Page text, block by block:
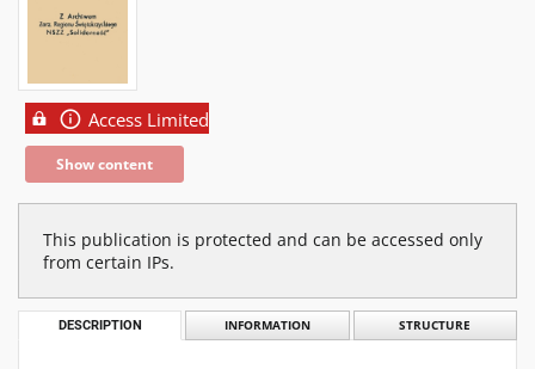
Access Limited
Show content
This publication is protected and can be accessed only
from certain IPs.
DESCRIPTION INFORMATION STRUCTURE